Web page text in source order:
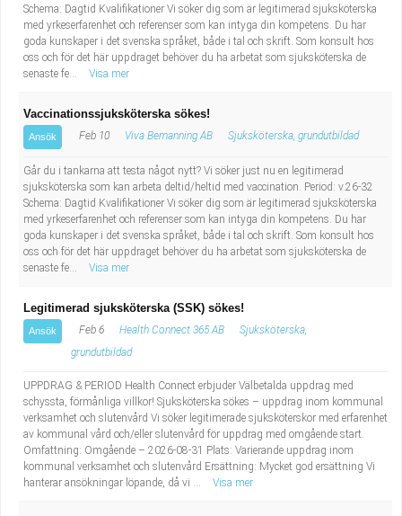
Schema: Dagtid Kvalifikationer Vi söker dig som är legitimerad sjuksköterska
med yrkeserfarenhet och referenser som kan intyga din kompetens. Du har
goda kunskaper i det svenska språket, både i tal och skrift. Som konsult hos
oss och för det här uppdraget behöver du ha arbetat som sjuksköterska de
senaste fe...
Visa mer
Vaccinationssjuksköterska sökes!
Ansök Feb 10 Viva Bemanning AB Sjuksköterska, grundutbildad
Går du i tankarna att testa något nytt? Vi söker just nu en legitimerad
sjuksköterska som kan arbeta deltid/heltid med vaccination. Period: v.26-32
Schema: Dagtid Kvalifikationer Vi söker dig som är legitimerad sjuksköterska
med yrkeserfarenhet och referenser som kan intyga din kompetens. Du har
goda kunskaper i det svenska språket, både i tal och skrift. Som konsult hos
oss och för det här uppdraget behöver du ha arbetat som sjuksköterska de
senaste fe...
Visa mer
Legitimerad sjuksköterska (SSK) sökes!
Ansök Feb 6 Health Connect 365 AB
Sjuksköterska,
grundutbildad
UPPDRAG & PERIOD Health Connect erbjuder Välbetalda uppdrag med
schyssta, förmånliga villkor! Sjuksköterska sökes – uppdrag inom kommunal
verksamhet och slutenvård Vi söker legitimerade sjuksköterskor med erfarenhet
av kommunal vård och/eller slutenvård för uppdrag med omgående start.
Omfattning: Omgående – 2026-08-31 Plats: Varierande uppdrag inom
kommunal verksamhet och slutenvård Ersättning: Mycket god ersättning Vi
hanterar ansökningar löpande, då vi ...
Visa mer